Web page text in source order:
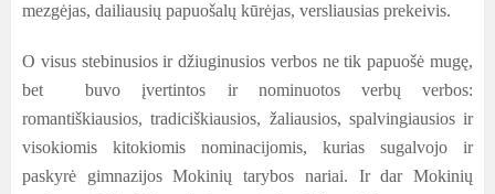
mezgėjas, dailiausių papuošalų kūrėjas, versliausias prekeivis.
O visus stebinusios ir džiuginusios verbos ne tik papuošė mugę,
bet buvo įvertintos ir nominuotos verbų verbos:
romantiškiausios, tradiciškiausios, žaliausios, spalvingiausios ir
visokiomis kitokiomis nominacijomis, kurias sugalvojo ir
paskyrė gimnazijos Mokinių tarybos nariai. Ir dar Mokinių